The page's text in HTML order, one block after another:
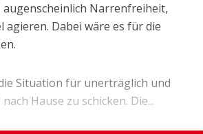
Narrenfreiheit,
Dabei wäre es für die
Situation für unerträglich und
Hause zu schicken. Die...